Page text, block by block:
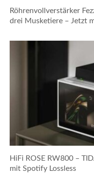
Röhrenvollverstärker
drei Musketiere – Jetzt
HiFi ROSE RW800 –
mit Spotify Lossless